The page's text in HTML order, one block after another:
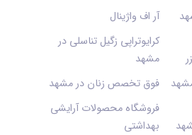
آر اف واژینال
کرایوتراپی زگیل تناسلی در
مشهد
فوق تخصص زنان در مشهد
فروشگاه محصولات آرایشی
بهداشتی